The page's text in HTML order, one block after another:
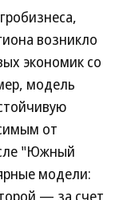
возникло
экономик со
модель
от
"Южный
модели:
— за счет